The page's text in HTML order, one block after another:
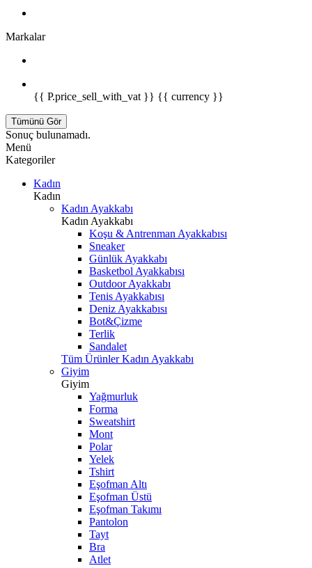
Markalar
{{ P.price_sell_with_vat }} {{ currency }}
Tümünü Gör
Sonuç bulunamadı.
Menü
Kategoriler
Kadın
Kadın
Kadın Ayakkabı
Kadın Ayakkabı
Koşu & Antrenman Ayakkabısı
Sneaker
Günlük Ayakkabı
Basketbol Ayakkabısı
Outdoor Ayakkabı
Tenis Ayakkabısı
Deniz Ayakkabısı
Bot&Çizme
Terlik
Sandalet
Tüm Ürünler Kadın Ayakkabı
Giyim
Giyim
Yağmurluk
Forma
Sweatshirt
Mont
Polar
Yelek
Tshirt
Eşofman Altı
Eşofman Üstü
Eşofman Takımı
Pantolon
Tayt
Bra
Atlet